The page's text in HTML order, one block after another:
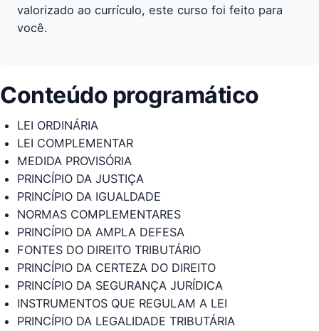
valorizado ao currículo, este curso foi feito para
você.
Conteúdo programático
LEI ORDINÁRIA
LEI COMPLEMENTAR
MEDIDA PROVISÓRIA
PRINCÍPIO DA JUSTIÇA
PRINCÍPIO DA IGUALDADE
NORMAS COMPLEMENTARES
PRINCÍPIO DA AMPLA DEFESA
FONTES DO DIREITO TRIBUTÁRIO
PRINCÍPIO DA CERTEZA DO DIREITO
PRINCÍPIO DA SEGURANÇA JURÍDICA
INSTRUMENTOS QUE REGULAM A LEI
PRINCÍPIO DA LEGALIDADE TRIBUTÁRIA